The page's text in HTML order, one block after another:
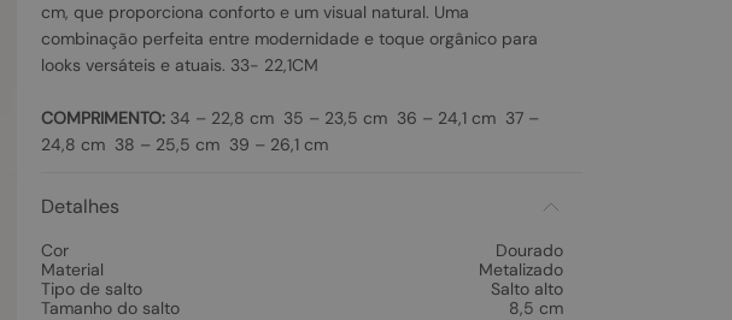
cm, que proporciona conforto e um visual natural. Uma
combinação perfeita entre modernidade e toque orgânico para
looks versáteis e atuais. 33- 22,1CM
COMPRIMENTO:34 – 22,8 cm 35 – 23,5 cm 36 – 24,1 cm 37 –
24,8 cm 38 – 25,5 cm 39 – 26,1 cm
Detalhes
Cor
Dourado
Material
Metalizado
Tipo de salto
Salto alto
Tamanho do salto
8,5 cm